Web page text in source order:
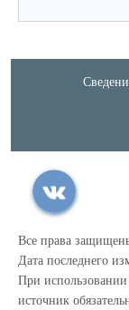
Все права
Дата последнего
При использовании
источник